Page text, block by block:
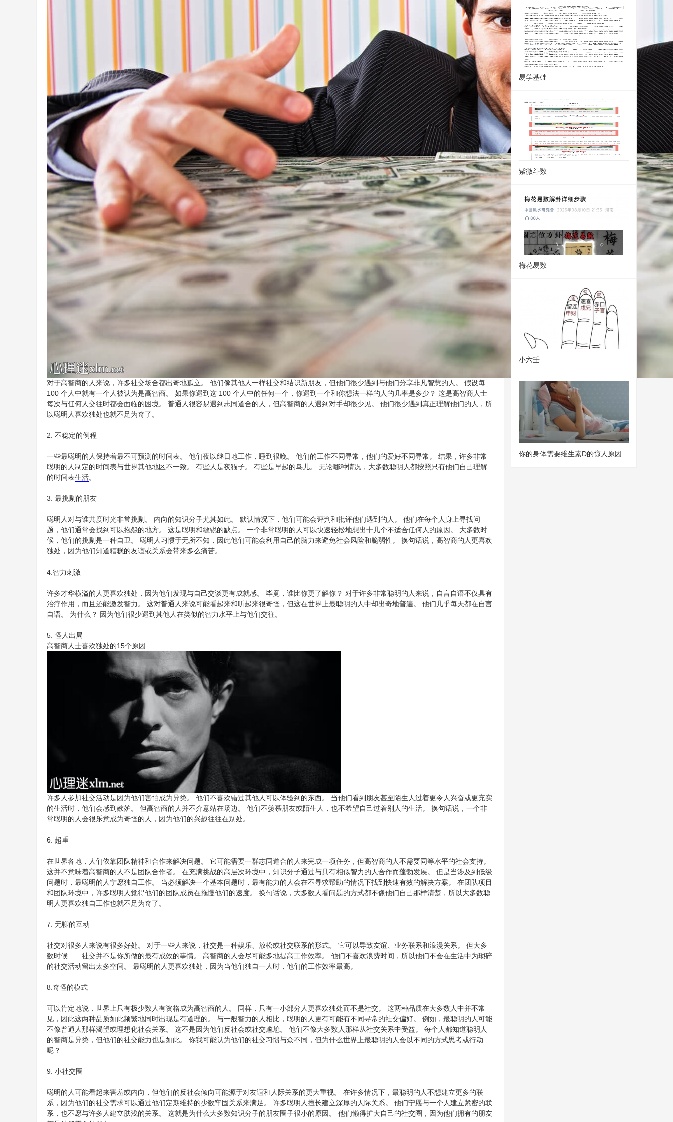
对于高智商的人来说，许多社交场合都出奇地孤立。 他们像其他人一样社交和结识新朋友，但他们很少遇到与他们分享非凡智慧的人。 假设每
100 个人中就有一个人被认为是高智商。 如果你遇到这 100 个人中的任何一个，你遇到一个和你想法一样的人的几率是多少？ 这是高智商人士
每次与任何人交往时都会面临的困境。 普通人很容易遇到志同道合的人，但高智商的人遇到对手却很少见。 他们很少遇到真正理解他们的人，所
以聪明人喜欢独处也就不足为奇了。
2. 不稳定的例程
一些最聪明的人保持着最不可预测的时间表。 他们夜以继日地工作，睡到很晚。 他们的工作不同寻常，他们的爱好不同寻常。 结果，许多非常
聪明的人制定的时间表与世界其他地区不一致。 有些人是夜猫子。 有些是早起的鸟儿。 无论哪种情况，大多数聪明人都按照只有他们自己理解
的时间表生活。
3. 最挑剔的朋友
聪明人对与谁共度时光非常挑剔。 内向的知识分子尤其如此。 默认情况下，他们可能会评判和批评他们遇到的人。 他们在每个人身上寻找问
题，他们通常会找到可以抱怨的地方。 这是聪明和敏锐的缺点。 一个非常聪明的人可以快速轻松地想出十几个不适合任何人的原因。 大多数时
候，他们的挑剔是一种自卫。 聪明人习惯于无所不知，因此他们可能会利用自己的脑力来避免社会风险和脆弱性。 换句话说，高智商的人更喜欢
独处，因为他们知道糟糕的友谊或关系会带来多么痛苦。
4.智力刺激
许多才华横溢的人更喜欢独处，因为他们发现与自己交谈更有成就感。 毕竟，谁比你更了解你？ 对于许多非常聪明的人来说，自言自语不仅具有
治疗作用，而且还能激发智力。 这对普通人来说可能看起来和听起来很奇怪，但这在世界上最聪明的人中却出奇地普遍。 他们几乎每天都在自言
自语。 为什么？ 因为他们很少遇到其他人在类似的智力水平上与他们交往。
5. 怪人出局
高智商人士喜欢独处的15个原因
许多人参加社交活动是因为他们害怕成为异类。 他们不喜欢错过其他人可以体验到的东西。 当他们看到朋友甚至陌生人过着更令人兴奋或更充实
的生活时，他们会感到嫉妒。 但高智商的人并不介意站在场边。 他们不羡慕朋友或陌生人，也不希望自己过着别人的生活。 换句话说，一个非
常聪明的人会很乐意成为奇怪的人，因为他们的兴趣往往在别处。
6. 超重
在世界各地，人们依靠团队精神和合作来解决问题。 它可能需要一群志同道合的人来完成一项任务，但高智商的人不需要同等水平的社会支持。
这并不意味着高智商的人不是团队合作者。 在充满挑战的高层次环境中，知识分子通过与具有相似智力的人合作而蓬勃发展。 但是当涉及到低级
问题时，最聪明的人宁愿独自工作。 当必须解决一个基本问题时，最有能力的人会在不寻求帮助的情况下找到快速有效的解决方案。 在团队项目
和团队环境中，许多聪明人觉得他们的团队成员在拖慢他们的速度。 换句话说，大多数人看问题的方式都不像他们自己那样清楚，所以大多数聪
明人更喜欢独自工作也就不足为奇了。
7. 无聊的互动
社交对很多人来说有很多好处。 对于一些人来说，社交是一种娱乐、放松或社交联系的形式。 它可以导致友谊、业务联系和浪漫关系。 但大多
数时候……社交并不是你所做的最有成效的事情。 高智商的人会尽可能多地提高工作效率。 他们不喜欢浪费时间，所以他们不会在生活中为琐碎
的社交活动留出太多空间。 最聪明的人更喜欢独处，因为当他们独自一人时，他们的工作效率最高。
8.奇怪的模式
可以肯定地说，世界上只有极少数人有资格成为高智商的人。 同样，只有一小部分人更喜欢独处而不是社交。 这两种品质在大多数人中并不常
见，因此这两种品质如此频繁地同时出现是有道理的。 与一般智力的人相比，聪明的人更有可能有不同寻常的社交偏好。 例如，最聪明的人可能
不像普通人那样渴望或理想化社会关系。 这不是因为他们反社会或社交尴尬。 他们不像大多数人那样从社交关系中受益。 每个人都知道聪明人
的智商是异类，但他们的社交能力也是如此。 你我可能认为他们的社交习惯与众不同，但为什么世界上最聪明的人会以不同的方式思考或行动
呢？
9. 小社交圈
聪明的人可能看起来害羞或内向，但他们的反社会倾向可能源于对友谊和人际关系的更大重视。 在许多情况下，最聪明的人不想建立更多的联
系，因为他们的社交需求可以通过他们定期维持的少数牢固关系来满足。 许多聪明人擅长建立深厚的人际关系。 他们宁愿与一个人建立紧密的联
系，也不愿与许多人建立肤浅的关系。 这就是为什么大多数知识分子的朋友圈子很小的原因。 他们懒得扩大自己的社交圈，因为他们拥有的朋友
易学基础
紫微斗数
梅花易数
小六壬
你的身体需要维生素D的惊人原因